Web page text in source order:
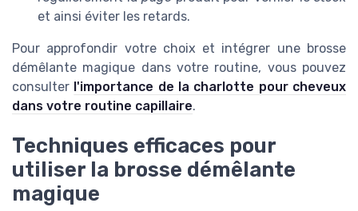
et ainsi éviter les retards.
Pour approfondir votre choix et intégrer une brosse
démêlante magique dans votre routine, vous pouvez
consulter l'importance de la charlotte pour cheveux
dans votre routine capillaire.
Techniques efficaces pour
utiliser la brosse démêlante
magique